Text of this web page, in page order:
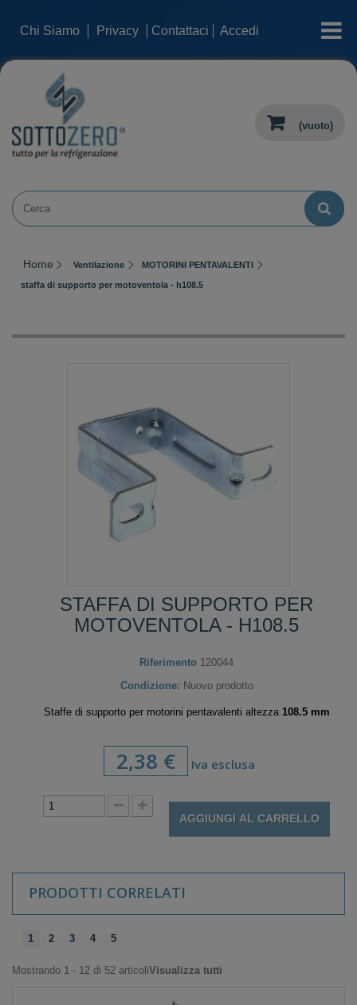
Chi Siamo Privacy Contattaci Accedi categorie
(vuoto)
Home Ventilazione MOTORINI PENTAVALENTI
staffa di supporto per motoventola - h108.5
STAFFA DI SUPPORTO PER
MOTOVENTOLA - H108.5
Riferimento 120044
Condizione: Nuovo prodotto
Staffe di supporto per motorini pentavalenti altezza 108.5 mm
2,38 € Iva esclusa
AGGIUNGI AL CARRELLO
PRODOTTI CORRELATI
1 2 3 4 5
Mostrando 1 - 12 di 52 articoliVisualizza tutti